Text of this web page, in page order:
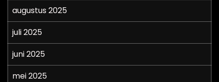
augustus 2025
juli 2025
juni 2025
mei 2025